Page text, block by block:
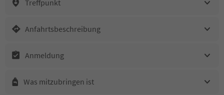
Treffpunkt
Anfahrtsbeschreibung
Anmeldung
Was mitzubringen ist